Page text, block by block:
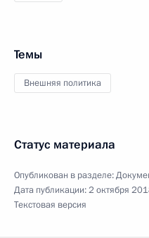
Темы
Внешняя политика
Статус материала
Опубликован в разделе:
Дата публикации:2 октября
Текстовая версия